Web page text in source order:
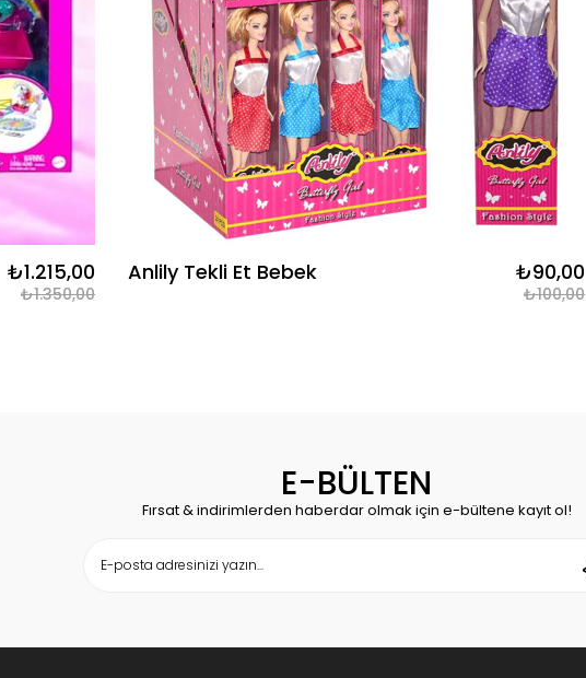
₺1.215,00
₺1.350,00
Anlily Tekli Et Bebek ₺90,00
₺100,00
E-BÜLTEN
Fırsat & indirimlerden haberdar olmak için e-bültene kayıt ol!